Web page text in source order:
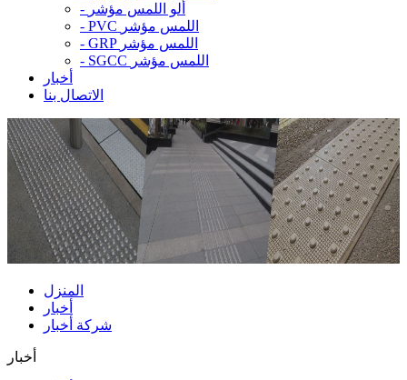
- ألو اللمس مؤشر
-
PVC اللمس مؤشر
-
GRP اللمس مؤشر
-
SGCC اللمس مؤشر
أخبار
الاتصال بنا
المنزل
أخبار
شركة أخبار
أخبار